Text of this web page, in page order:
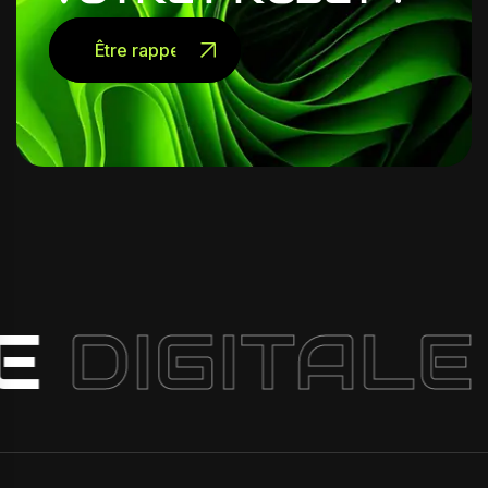
Être rappelé
DIGITALE